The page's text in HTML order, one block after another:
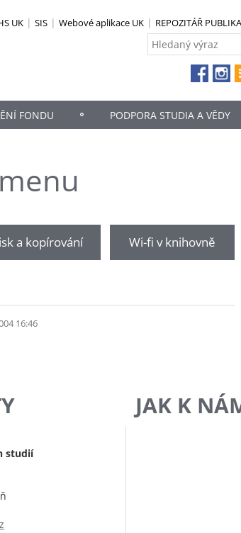
UK SIS Webové aplikace UK REPOZITÁŘ
FONDU PODPORA STUDIA A VĚDY
a kopírování Wi-fi v knihovně
16:46
studií
JAK K